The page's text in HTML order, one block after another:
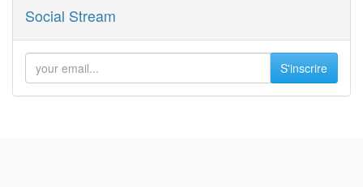
Social Stream
S'inscrire